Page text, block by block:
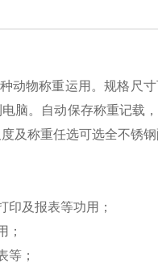
物称重运用。规格尺寸
脑。自动保存称重记载
及称重任选可选全不锈钢
及报表等功用；
；
等；